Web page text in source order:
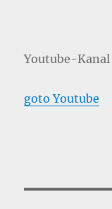
Youtube-Kanal
goto Youtube